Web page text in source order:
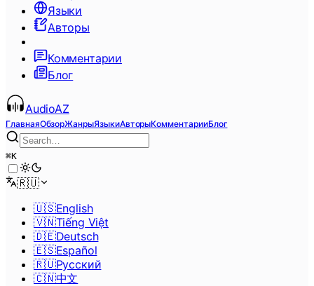
Языки
Авторы
Комментарии
Блог
AudioAZ
ГлавнаяОбзорЖанрыЯзыкиАвторыКомментарииБлог
⌘K
🇷🇺
🇺🇸English
🇻🇳Tiếng Việt
🇩🇪Deutsch
🇪🇸Español
🇷🇺Pусский
🇨🇳中文